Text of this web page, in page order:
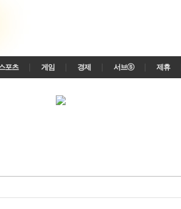
포츠 게임 경제 서브ⓢ 제휴